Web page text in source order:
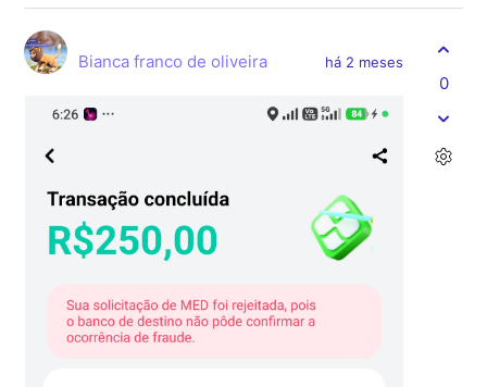
Bianca franco de oliveira há 2 meses
0